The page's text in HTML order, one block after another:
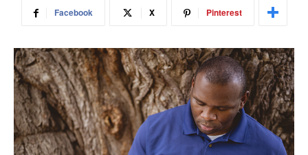
Facebook X Pinterest